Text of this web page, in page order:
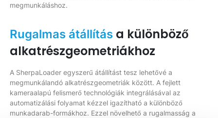
megmunkáláshoz.
Rugalmas átállítás a különböző
alkatrészgeometriákhoz
A SherpaLoader egyszerű átállítást tesz lehetővé a
megmunkálandó alkatrészgeometriák között. A fejlett
kameraalapú felismerő technológiák integrálásával az
automatizálási folyamat kézzel igazítható a különböző
munkadarab-formákhoz. Ezzel növelhető a rugalmasság a